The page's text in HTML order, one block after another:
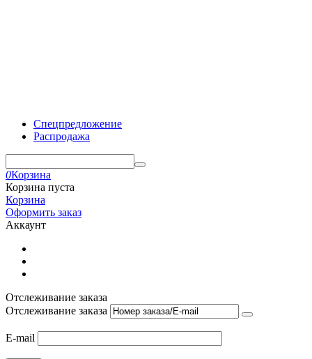
Спецпредложение
Распродажа
0Корзина
Корзина пуста
Корзина
Оформить заказ
Аккаунт
Отслеживание заказа
Отслеживание заказа
E-mail